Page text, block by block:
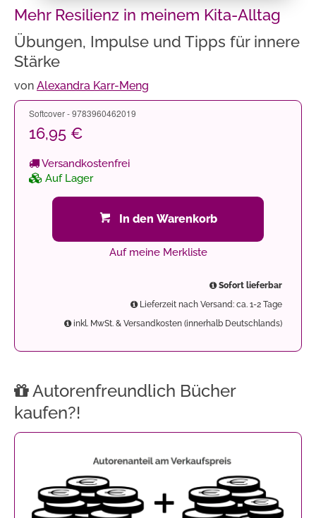
Mehr Resilienz in meinem Kita-Alltag
Übungen, Impulse und Tipps für innere
Stärke
von Alexandra Karr-Meng
Softcover - 9783960462019
16,95 €
Versandkostenfrei
Auf Lager
In den Warenkorb
Auf meine Merkliste
Sofort lieferbar
Lieferzeit nach Versand: ca. 1-2 Tage
inkl. MwSt. & Versandkosten (innerhalb Deutschlands)
Autorenfreundlich Bücher
kaufen?!